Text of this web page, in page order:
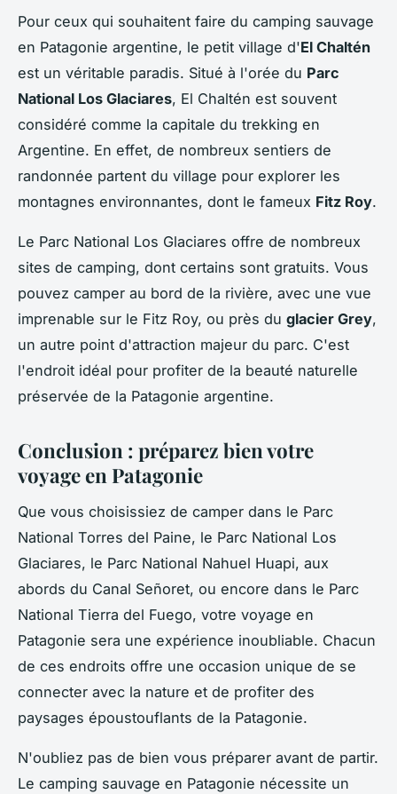
Pour ceux qui souhaitent faire du camping sauvage
en Patagonie argentine, le petit village d'El Chaltén
est un véritable paradis. Situé à l'orée du Parc
National Los Glaciares, El Chaltén est souvent
considéré comme la capitale du trekking en
Argentine. En effet, de nombreux sentiers de
randonnée partent du village pour explorer les
montagnes environnantes, dont le fameux Fitz Roy.
Le Parc National Los Glaciares offre de nombreux
sites de camping, dont certains sont gratuits. Vous
pouvez camper au bord de la rivière, avec une vue
imprenable sur le Fitz Roy, ou près du glacier Grey,
un autre point d'attraction majeur du parc. C'est
l'endroit idéal pour profiter de la beauté naturelle
préservée de la Patagonie argentine.
Conclusion : préparez bien votre
voyage en Patagonie
Que vous choisissiez de camper dans le Parc
National Torres del Paine, le Parc National Los
Glaciares, le Parc National Nahuel Huapi, aux
abords du Canal Señoret, ou encore dans le Parc
National Tierra del Fuego, votre voyage en
Patagonie sera une expérience inoubliable. Chacun
de ces endroits offre une occasion unique de se
connecter avec la nature et de profiter des
paysages époustouflants de la Patagonie.
N'oubliez pas de bien vous préparer avant de partir.
Le camping sauvage en Patagonie nécessite un